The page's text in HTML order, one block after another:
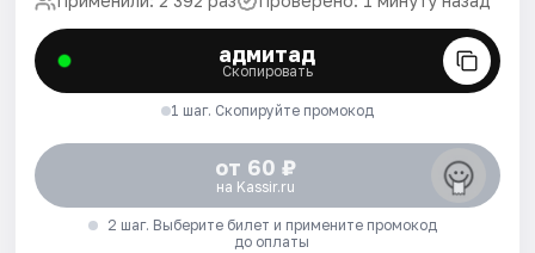
адмитад
Скопировать
1 шаг. Скопируйте промокод
от 60 ₽
на Kassir.ru
2 шаг. Выберите билет и примените промокод
до оплаты